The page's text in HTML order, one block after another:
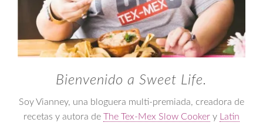
Bienvenido a Sweet Life.
Soy Vianney, una bloguera multi-premiada, creadora de
recetas y autora de The Tex-Mex Slow Cooker y
Latin